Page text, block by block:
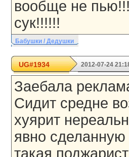
вообще не
сук!!!!!!
Бабушки / Дедушки
UG#1934 2012-07-24
Заебала
Сидит средне
хуярит
явно
такая